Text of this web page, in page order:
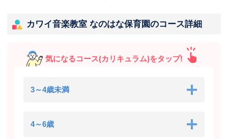
カワイ音楽教室 なのはな保育園のコース詳細
気になるコース(カリキュラム)をタップ!
3～4歳未満
4～6歳